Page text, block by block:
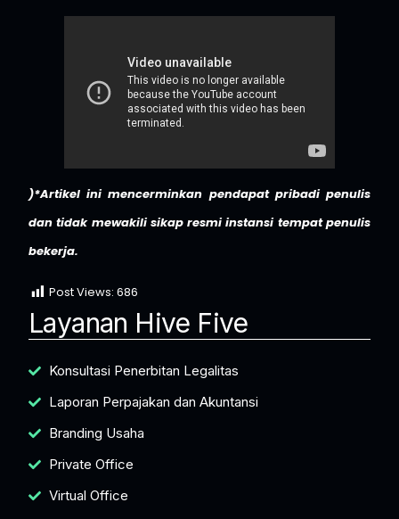
)*Artikel ini mencerminkan pendapat pribadi penulis
dan tidak mewakili sikap resmi instansi tempat penulis
bekerja.
Post Views: 686
Layanan Hive Five
Konsultasi Penerbitan Legalitas
Laporan Perpajakan dan Akuntansi
Branding Usaha
Private Office
Virtual Office